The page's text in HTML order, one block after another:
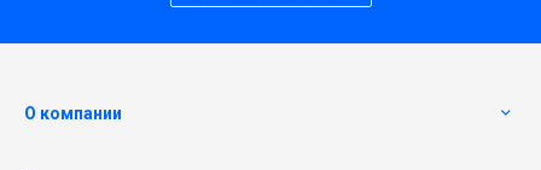
О компании